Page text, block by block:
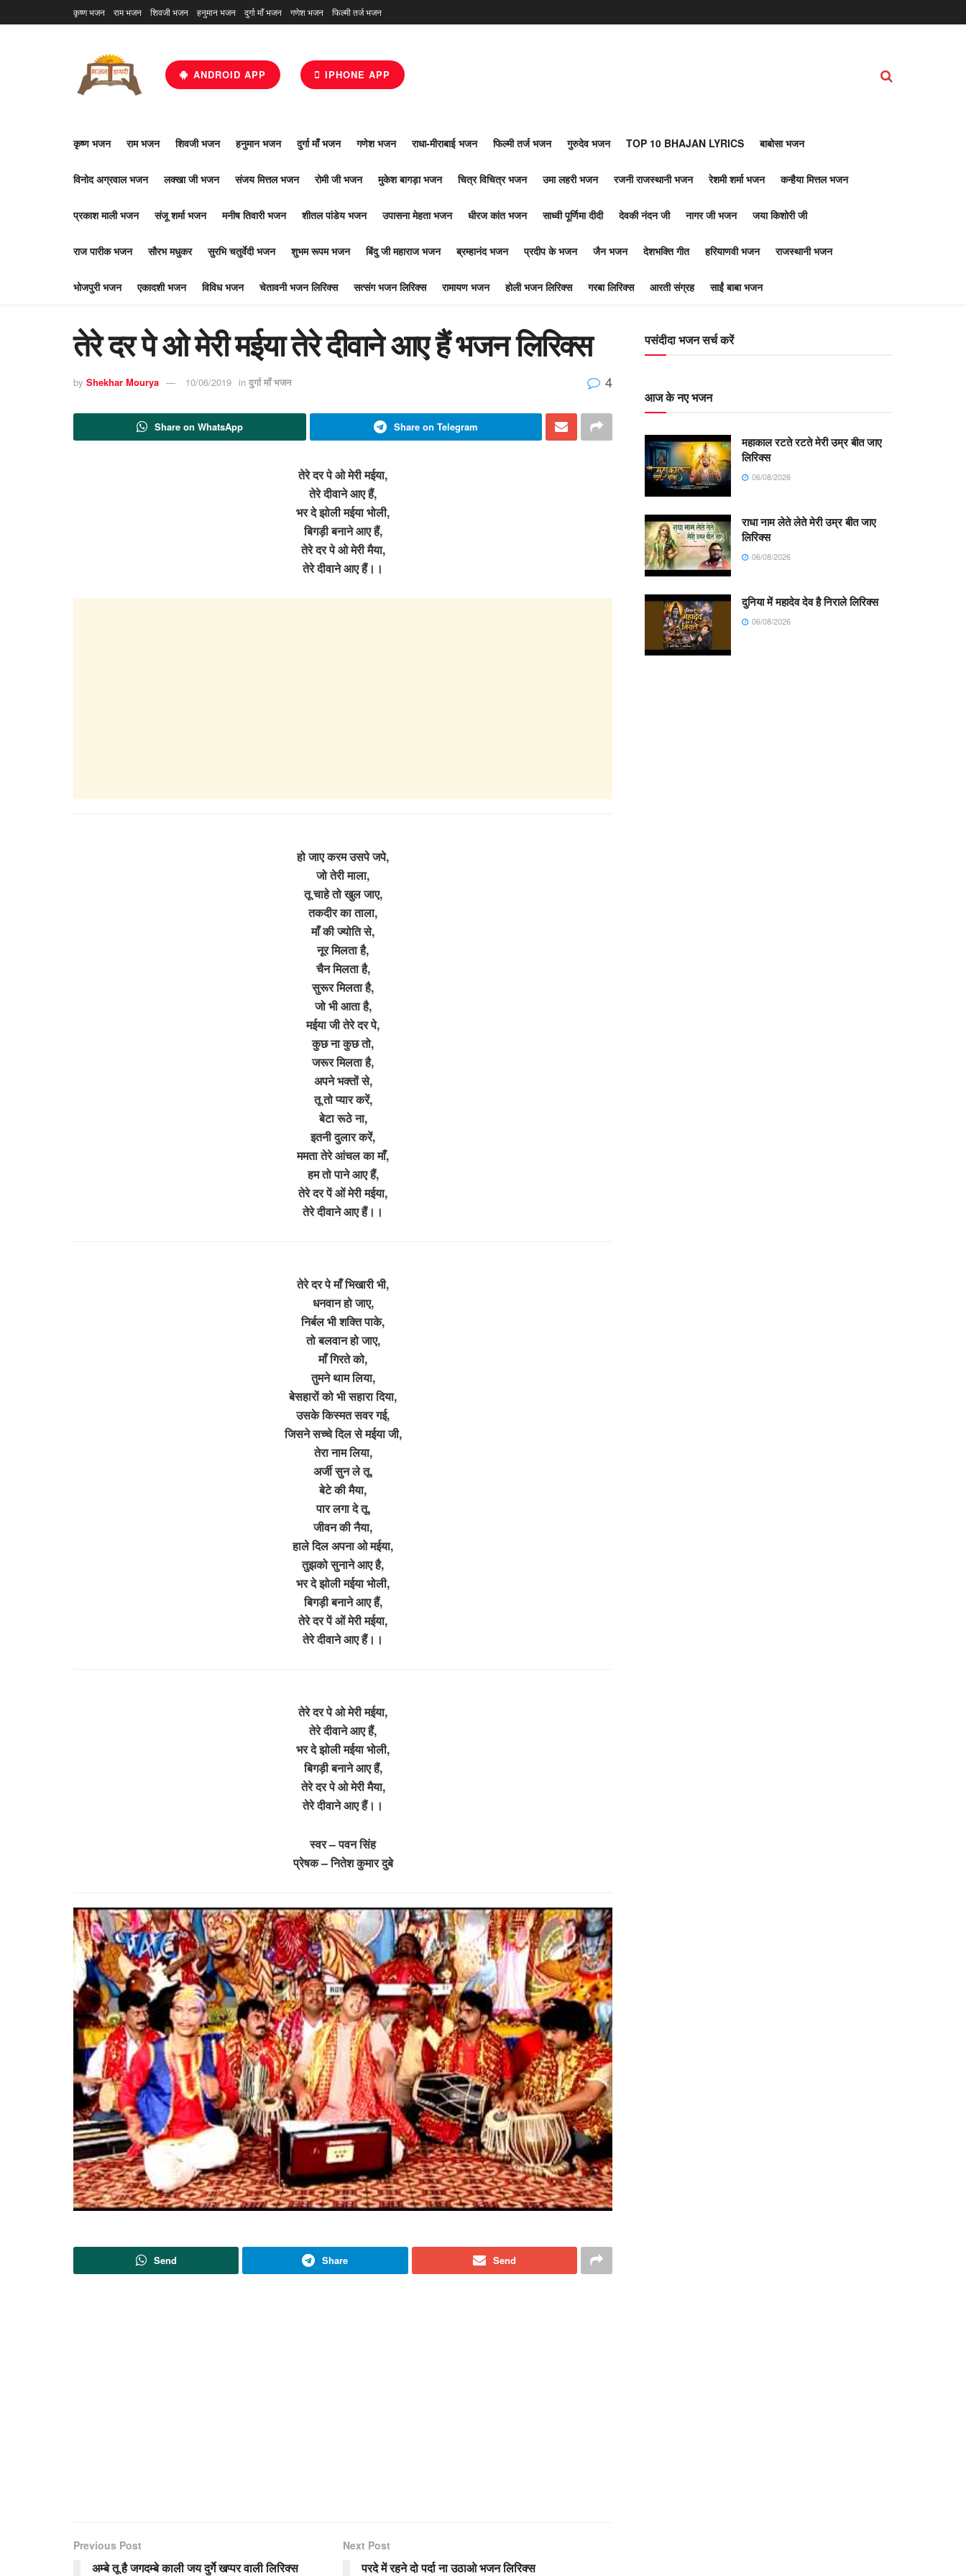
कृष्ण भजन राम भजन शिवजी भजन हनुमान भजन दुर्गा माँ भजन गणेश भजन फिल्मी तर्ज भजन
ANDROID APP IPHONE APP
कृष्ण भजन राम भजन शिवजी भजन हनुमान भजन दुर्गा माँ भजन गणेश भजन राधा-मीराबाई भजन फिल्मी तर्ज भजन गुरुदेव भजन TOP 10 BHAJAN LYRICS बाबोसा भजन
विनोद अग्रवाल भजन लक्खा जी भजन संजय मित्तल भजन रोमी जी भजन मुकेश बागड़ा भजन चित्र विचित्र भजन उमा लहरी भजन रजनी राजस्थानी भजन रेशमी शर्मा भजन कन्हैया मित्तल भजन
प्रकाश माली भजन संजू शर्मा भजन मनीष तिवारी भजन शीतल पांडेय भजन उपासना मेहता भजन धीरज कांत भजन साध्वी पूर्णिमा दीदी देवकी नंदन जी नागर जी भजन जया किशोरी जी
राज पारीक भजन सौरभ मधुकर सुरभि चतुर्वेदी भजन शुभम रूपम भजन बिंदु जी महाराज भजन ब्रम्हानंद भजन प्रदीप के भजन जैन भजन देशभक्ति गीत हरियाणवी भजन राजस्थानी भजन
भोजपुरी भजन एकादशी भजन विविध भजन चेतावनी भजन लिरिक्स सत्संग भजन लिरिक्स रामायण भजन होली भजन लिरिक्स गरबा लिरिक्स आरती संग्रह साईं बाबा भजन
तेरे दर पे ओ मेरी मईया तेरे दीवाने आए हैं भजन लिरिक्स
by Shekhar Mourya 10/06/2019 in दुर्गा माँ भजन 4
Share on WhatsApp Share on Telegram
तेरे दर पे ओ मेरी मईया,
तेरे दीवाने आए हैं,
भर दे झोली मईया भोली,
बिगड़ी बनाने आए हैं,
तेरे दर पे ओ मेरी मैया,
तेरे दीवाने आए हैं।।
हो जाए करम उसपे जपे,
जो तेरी माला,
तू चाहे तो खुल जाए,
तकदीर का ताला,
माँ की ज्योति से,
नूर मिलता है,
चैन मिलता है,
सुरूर मिलता है,
जो भी आता है,
मईया जी तेरे दर पे,
कुछ ना कुछ तो,
जरूर मिलता है,
अपने भक्तों से,
तू तो प्यार करें,
बेटा रूठे ना,
इतनी दुलार करें,
ममता तेरे आंचल का माँ,
हम तो पाने आए हैं,
तेरे दर पें ओं मेरी मईया,
तेरे दीवाने आए हैं।।
तेरे दर पे माँ भिखारी भी,
धनवान हो जाए,
निर्बल भी शक्ति पाके,
तो बलवान हो जाए,
माँ गिरते को,
तुमने थाम लिया,
बेसहारों को भी सहारा दिया,
उसके किस्मत सवर गई,
जिसने सच्चे दिल से मईया जी,
तेरा नाम लिया,
अर्जी सुन ले तू,
बेटे की मैया,
पार लगा दे तू,
जीवन की नैया,
हाले दिल अपना ओ मईया,
तुझको सुनाने आए है,
भर दे झोली मईया भोली,
बिगड़ी बनाने आए हैं,
तेरे दर पें ओं मेरी मईया,
तेरे दीवाने आए हैं।।
तेरे दर पे ओ मेरी मईया,
तेरे दीवाने आए हैं,
भर दे झोली मईया भोली,
बिगड़ी बनाने आए हैं,
तेरे दर पे ओ मेरी मैया,
तेरे दीवाने आए हैं।।
स्वर – पवन सिंह
प्रेषक – नितेश कुमार दुबे
Send Share Send
Previous Post
अम्बे तू है जगदम्बे काली जय दुर्गे खप्पर वाली लिरिक्स
Next Post
परदे में रहने दो पर्दा ना उठाओ भजन लिरिक्स
पसंदीदा भजन सर्च करें
आज के नए भजन
महाकाल रटते रटते मेरी उम्र बीत जाए
लिरिक्स
06/08/2026
राधा नाम लेते लेते मेरी उम्र बीत जाए
लिरिक्स
06/08/2026
दुनिया में महादेव देव है निराले लिरिक्स
06/08/2026